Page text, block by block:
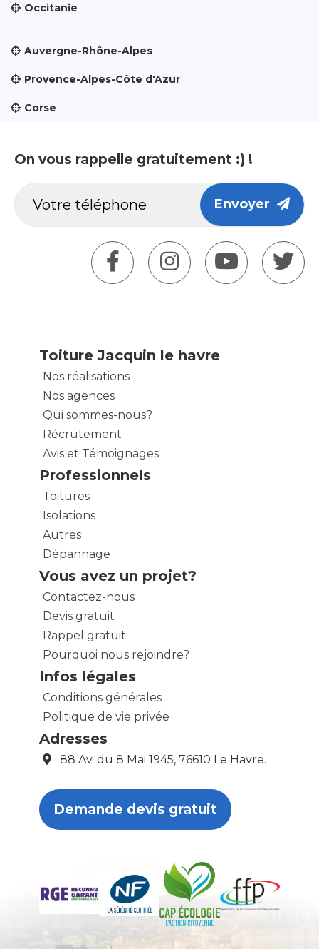
Occitanie
Auvergne-Rhône-Alpes
Provence-Alpes-Côte d'Azur
Corse
On vous rappelle gratuitement :) !
Envoyer
Toiture Jacquin le havre
Nos réalisations
Nos agences
Qui sommes-nous?
Récrutement
Avis et Témoignages
Professionnels
Toitures
Isolations
Autres
Dépannage
Vous avez un projet?
Contactez-nous
Devis gratuit
Rappel gratuit
Pourquoi nous rejoindre?
Infos légales
Conditions générales
Politique de vie privée
Adresses
88 Av. du 8 Mai 1945, 76610 Le Havre.
Demande devis gratuit